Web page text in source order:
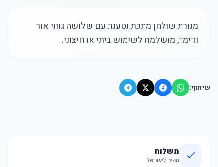
מנורת שולחן מתכת נטענת עם שלושה גווני אור
ודימר, מושלמת לשימוש ביתי או חיצוני.
שיתוף:
משלוח
מהיר לישראל